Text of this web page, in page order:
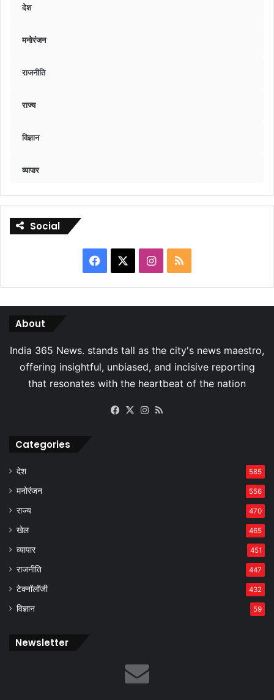
देश
मनोरंजन
राजनीति
राज्य
विज्ञान
व्यापार
Social
Facebook Instagram
RSS
About
Facebook
X Instagram
Categories
देश 585
मनोरंजन 556
राज्य 470
खेल 465
व्यापार 451
राजनीति 447
टेक्नॉलॉजी 432
विज्ञान 59
Newsletter